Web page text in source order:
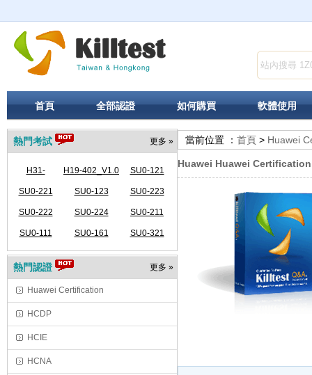
首頁 全部認證 如何購買 軟體使用
更多 »
熱門考試
H31-
341_V2.5-
ENU
H19-402_V1.0 SU0-121
SU0-221 SU0-123 SU0-223
SU0-222 SU0-224 SU0-211
SU0-111 SU0-161 SU0-321
更多 »
熱門認證
Huawei Certification
HCDP
HCIE
HCNA
當前位置 ： 首頁 > Huawei
Huawei Huawei Certification